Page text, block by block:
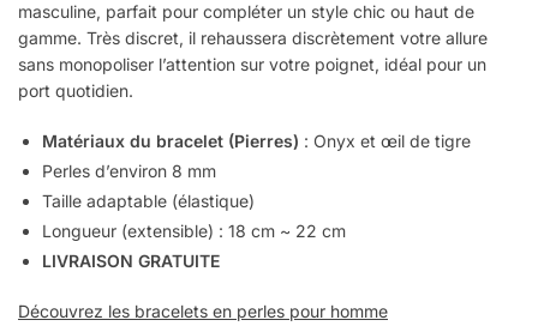
masculine, parfait pour compléter un style chic ou haut de
gamme. Très discret, il rehaussera discrètement votre allure
sans monopoliser l’attention sur votre poignet, idéal pour un
port quotidien.
Matériaux du bracelet (Pierres) : Onyx et œil de tigre
Perles d’environ 8 mm
Taille adaptable (élastique)
Longueur (extensible) : 18 cm ~ 22 cm
LIVRAISON GRATUITE
Découvrez les bracelets en perles pour homme